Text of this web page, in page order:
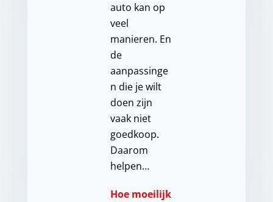
auto kan op
veel
manieren. En
de
aanpassinge
n die je wilt
doen zijn
vaak niet
goedkoop.
Daarom
helpen…
Hoe moeilijk